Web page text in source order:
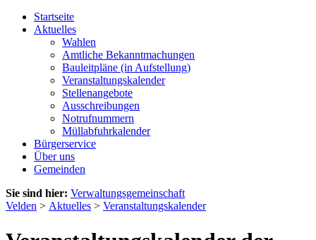
Startseite
Aktuelles
Wahlen
Amtliche Bekanntmachungen
Bauleitpläne (in Aufstellung)
Veranstaltungskalender
Stellenangebote
Ausschreibungen
Notrufnummern
Müllabfuhrkalender
Bürgerservice
Über uns
Gemeinden
Sie sind hier: Verwaltungsgemeinschaft
Velden > Aktuelles > Veranstaltungskalender